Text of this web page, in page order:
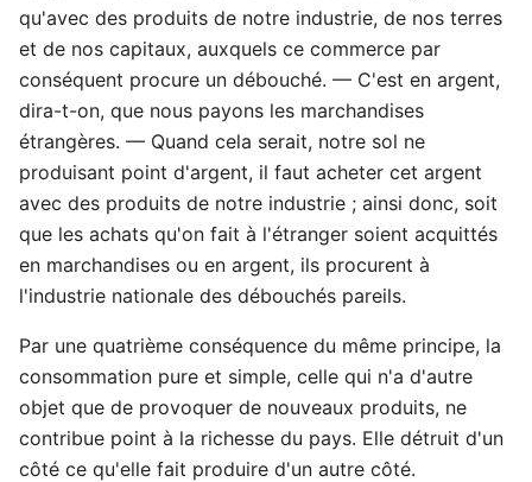
qu'avec des produits de notre industrie, de nos terres
et de nos capitaux, auxquels ce commerce par
conséquent procure un débouché. — C'est en argent,
dira-t-on, que nous payons les marchandises
étrangères. — Quand cela serait, notre sol ne
produisant point d'argent, il faut acheter cet argent
avec des produits de notre industrie ; ainsi donc, soit
que les achats qu'on fait à l'étranger soient acquittés
en marchandises ou en argent, ils procurent à
l'industrie nationale des débouchés pareils.
Par une quatrième conséquence du même principe, la
consommation pure et simple, celle qui n'a d'autre
objet que de provoquer de nouveaux produits, ne
contribue point à la richesse du pays. Elle détruit d'un
côté ce qu'elle fait produire d'un autre côté.